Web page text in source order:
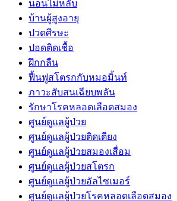
นอนไม่หลับ
บ้านผู้สูงอายุ
ปวดศีรษะ
ปอดติดเชื้อ
ฝึกกลืน
ฟื้นฟูสโตรกกับหมอมิ้นท์
ภาวะสับสนเฉียบพลัน
รักษาโรคหลอดเลือดสมอง
ศูนย์ดูแลผู้ป่วย
ศูนย์ดูแลผู้ป่วยติดเตียง
ศูนย์ดูแลผู้ป่วยสมองเสื่อม
ศูนย์ดูแลผู้ป่วยสโตรก
ศูนย์ดูแลผู้ป่วยอัลไซเมอร์
ศูนย์ดูแลผู้ป่วยโรคหลอดเลือดสมอง